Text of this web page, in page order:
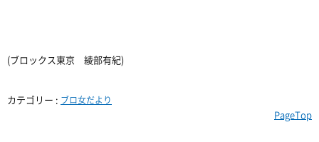
(ブロックス東京 綾部有紀)
カテゴリー : ブロ女だより
PageTop